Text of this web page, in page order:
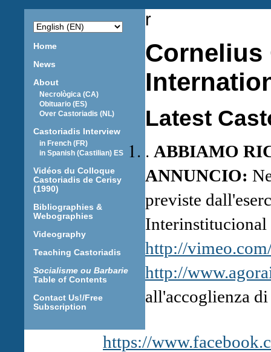
Home
News
About
Necrològica (CA)
Obituario (ES)
Over Castoriadis (NL)
Castoriadis Interview
in French (FR)
in Spanish (Castilian) ES
Vidéos du Colloque
Castoriadis de Cerisy
(1990)
Bibliographies &
Webographies
Videography
Teaching Castoriadis
Socialisme ou Barbarie
Table of Contents
Contact Us!/Free
Subscription
r
Cornelius
Latest
. ABBIAMO
ANNUNCIO:
previste
Interinstitucional
http://
http://
all'accoglienza
https://